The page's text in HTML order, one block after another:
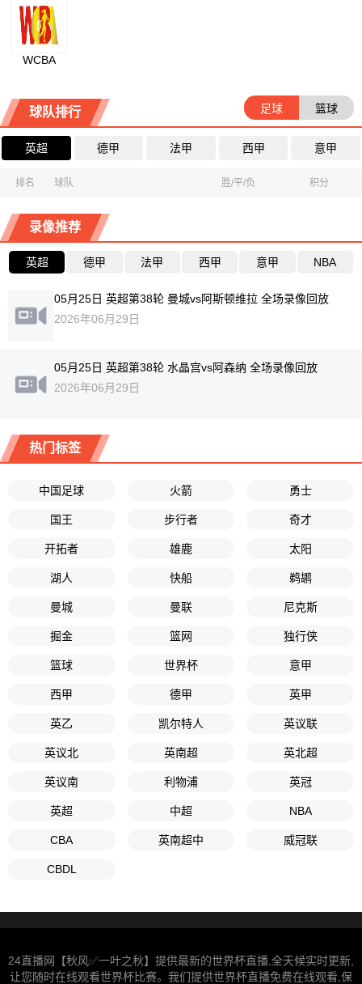
WCBA
球队排行 足球 篮球
英超 德甲 法甲 西甲 意甲
排名 球队 胜/平/负 积分
录像推荐
英超 德甲 法甲 西甲 意甲 NBA
05月25日 英超第38轮 曼城vs阿斯顿维拉 全场录像回放
2026年06月29日
05月25日 英超第38轮 水晶宫vs阿森纳 全场录像回放
2026年06月29日
热门标签
中国足球 火箭 勇士
国王 步行者 奇才
开拓者 雄鹿 太阳
湖人 快船 鹈鹕
曼城 曼联 尼克斯
掘金 篮网 独行侠
篮球 世界杯 意甲
西甲 德甲 英甲
英乙 凯尔特人 英议联
英议北 英南超 英北超
英议南 利物浦 英冠
英超 中超 NBA
CBA 英南超中 威冠联
CBDL
24直播网【秋风✅一叶之秋】提供最新的世界杯直播,全天候实时更新,
让您随时在线观看世界杯比赛。我们提供世界杯直播免费在线观看,保